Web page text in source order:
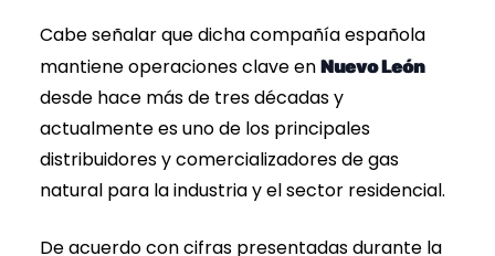
Cabe señalar que dicha compañía española
mantiene operaciones clave en Nuevo León
desde hace más de tres décadas y
actualmente es uno de los principales
distribuidores y comercializadores de gas
natural para la industria y el sector residencial.
De acuerdo con cifras presentadas durante la